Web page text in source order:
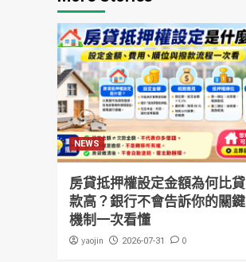
NEWS
房貸抵押權設定金額為何比貸
款高？銀行不會告訴你的關鍵
機制一次看懂
yaojin 2026-07-31 0